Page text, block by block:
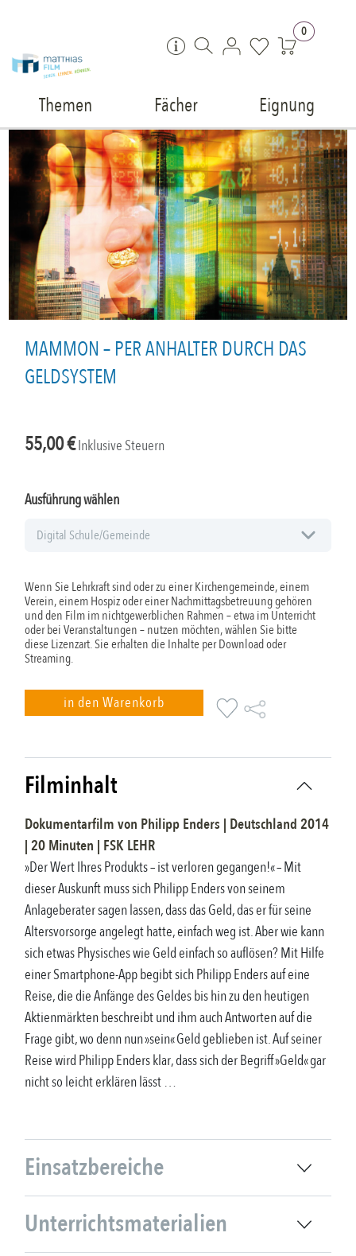
0
Themen Fächer Eignung
MAMMON – PER ANHALTER DURCH DAS
GELDSYSTEM
55,00€Inklusive Steuern
Ausführung wählen
Wenn Sie Lehrkraft sind oder zu einer Kirchengemeinde, einem
Verein, einem Hospiz oder einer Nachmittagsbetreuung gehören
und den Film im nichtgewerblichen Rahmen – etwa im Unterricht
oder bei Veranstaltungen – nutzen möchten, wählen Sie bitte
diese Lizenzart. Sie erhalten die Inhalte per Download oder
Streaming.
in den Warenkorb
Filminhalt
Dokumentarfilm von Philipp Enders | Deutschland 2014
|20 Minuten | FSK LEHR
»Der Wert Ihres Produkts – ist verloren gegangen!« – Mit
dieser Auskunft muss sich Philipp Enders von seinem
Anlageberater sagen lassen, dass das Geld, das er für seine
Altersvorsorge angelegt hatte, einfach weg ist. Aber wie kann
sich etwas Physisches wie Geld einfach so auflösen? Mit Hilfe
einer Smartphone-App begibt sich Philipp Enders auf eine
Reise, die die Anfänge des Geldes bis hin zu den heutigen
Aktienmärkten beschreibt und ihm auch Antworten auf die
Frage gibt, wo denn nun »sein« Geld geblieben ist. Auf seiner
Reise wird Philipp Enders klar, dass sich der Begriff »Geld« gar
nicht so leicht erklären lässt …
Einsatzbereiche
Unterrichtsmaterialien